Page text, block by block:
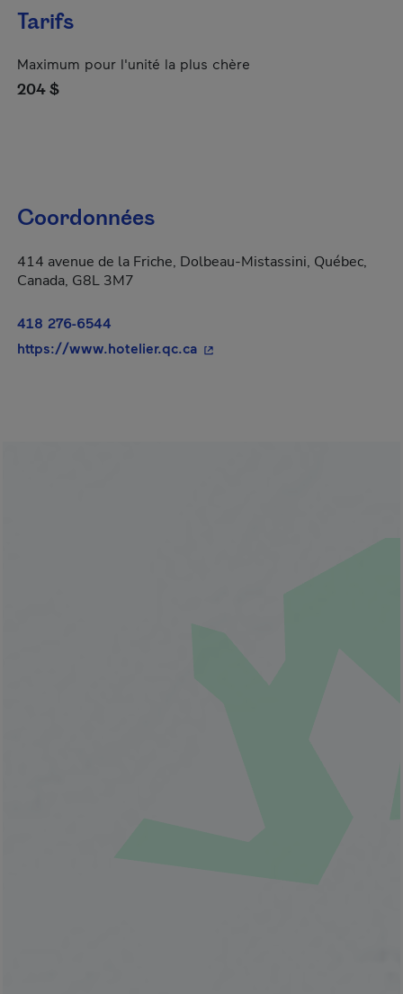
Tarifs
Maximum pour l'unité la plus chère
204 $
Coordonnées
414 avenue de la Friche, Dolbeau-Mistassini, Québec,
Canada, G8L 3M7
418 276-6544
https://www.hotelier.qc.ca - Cet hyperlien s'ouvrira